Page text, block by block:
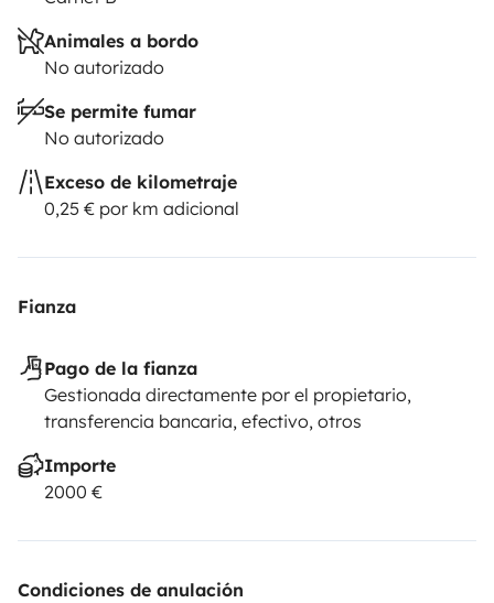
Animales a bordo
No autorizado
Se permite fumar
No autorizado
Exceso de kilometraje
0,25 € por km adicional
Fianza
Pago de la fianza
Gestionada directamente por el propietario,
transferencia bancaria, efectivo, otros
Importe
2000 €
Condiciones de anulación